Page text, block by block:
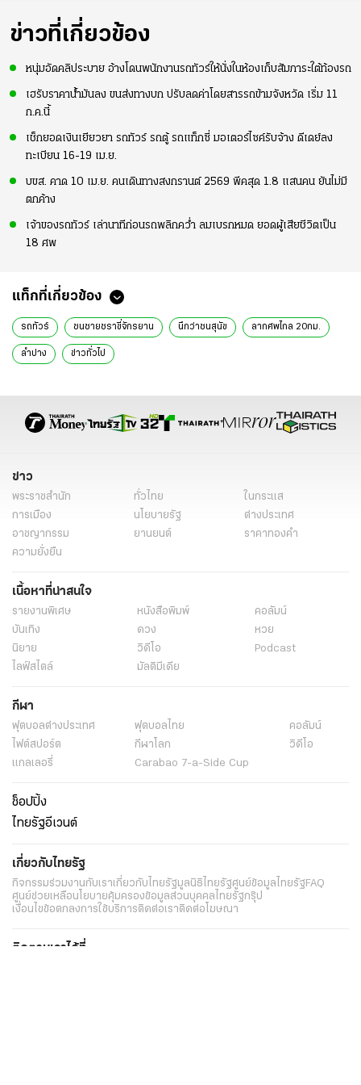
ข่าวที่เกี่ยวข้อง
หนุ่มอัดคลิประบาย อ้างโดนพนักงานรถทัวร์ให้นั่งในห้องเก็บสัมภาระใต้ท้องรถ
เฮรับราคาน้ำมันลง ขนส่งทางบก ปรับลดค่าโดยสารรถข้ามจังหวัด เริ่ม 11
ก.ค.นี้
เช็กยอดเงินเยียวยา รถทัวร์ รถตู้ รถแท็กซี่ มอเตอร์ไซค์รับจ้าง ดีเดย์ลง
ทะเบียน 16-19 เม.ย.
บขส. คาด 10 เม.ย. คนเดินทางสงกรานต์ 2569 พีคสุด 1.8 แสนคน ยันไม่มี
ตกค้าง
เจ้าของรถทัวร์ เล่านาทีก่อนรถพลิกคว่ำ ลมเบรกหมด ยอดผู้เสียชีวิตเป็น
18 ศพ
แท็กที่เกี่ยวข้อง
รถทัวร์ ชนชายชราขี่จักรยาน นึกว่าชนสุนัข ลากศพไกล 20กม.
ลำปาง ข่าวทั่วไป
ข่าว
พระราชสำนัก ทั่วไทย
ในกระแส
การเมือง
นโยบายรัฐ
ต่างประเทศ
อาชญากรรม
ยานยนต์
ราคาทองคำ
ความยั่งยืน
เนื้อหาที่น่าสนใจ
รายงานพิเศษ หนังสือพิมพ์
คอลัมน์
บันเทิง
ดวง
หวย
นิยาย
วิดีโอ
Podcast
ไลฟ์สไตล์
มัลติมีเดีย
กีฬา
ฟุตบอลต่่างประเทศ ฟุตบอลไทย
คอลัมน์
ไฟต์สปอร์ต
กีฬาโลก
วิดีโอ
แกลเลอรี่
Carabao 7-a-Side Cup
ช็อปปิ้ง
ไทยรัฐอีเวนต์
เกี่ยวกับไทยรัฐ
กิจกรรมร่วมงานกับเราเกี่ยวกับไทยรัฐมูลนิธิไทยรัฐศูนย์ข้อมูลไทยรัฐ FAQ
ศูนย์ช่วยเหลือนโยบายคุ้มครองข้อมูลส่วนบุคคลไทยรัฐกรุ๊ป
เงื่อนไขข้อตกลงการใช้บริการติดต่อเราติดต่อโฆษณา
ติดตามเราได้ที่